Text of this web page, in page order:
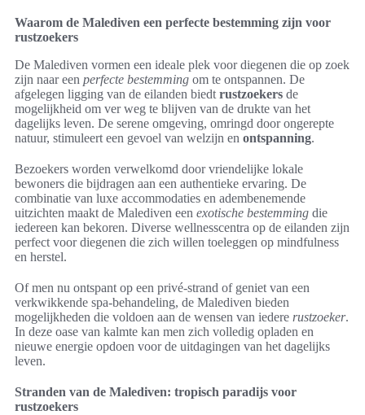
Waarom de Malediven een perfecte bestemming zijn voor
rustzoekers
De Malediven vormen een ideale plek voor diegenen die op zoek
zijn naar een perfecte bestemming om te ontspannen. De
afgelegen ligging van de eilanden biedt rustzoekers de
mogelijkheid om ver weg te blijven van de drukte van het
dagelijks leven. De serene omgeving, omringd door ongerepte
natuur, stimuleert een gevoel van welzijn en ontspanning.
Bezoekers worden verwelkomd door vriendelijke lokale
bewoners die bijdragen aan een authentieke ervaring. De
combinatie van luxe accommodaties en adembenemende
uitzichten maakt de Malediven een exotische bestemming die
iedereen kan bekoren. Diverse wellnesscentra op de eilanden zijn
perfect voor diegenen die zich willen toeleggen op mindfulness
en herstel.
Of men nu ontspant op een privé-strand of geniet van een
verkwikkende spa-behandeling, de Malediven bieden
mogelijkheden die voldoen aan de wensen van iedere rustzoeker.
In deze oase van kalmte kan men zich volledig opladen en
nieuwe energie opdoen voor de uitdagingen van het dagelijks
leven.
Stranden van de Malediven: tropisch paradijs voor
rustzoekers